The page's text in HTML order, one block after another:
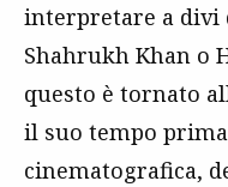
interpretare a divi
Shahrukh Khan o
questo è tornato
il suo tempo
cinematografica,